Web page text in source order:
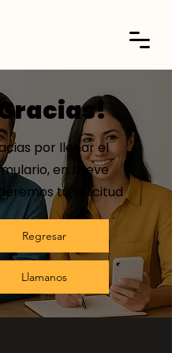
por llenar el
en breve
tu solicitud
Regresar
Llamanos